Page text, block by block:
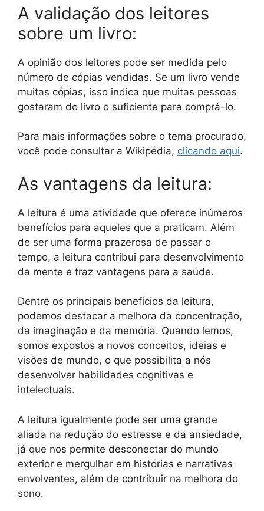
A validação dos leitores
sobre um livro:
A opinião dos leitores pode ser medida pelo
número de cópias vendidas. Se um livro vende
muitas cópias, isso indica que muitas pessoas
gostaram do livro o suficiente para comprá-lo.
Para mais informações sobre o tema procurado,
você pode consultar a Wikipédia, clicando aqui.
As vantagens da leitura:
A leitura é uma atividade que oferece inúmeros
benefícios para aqueles que a praticam. Além
de ser uma forma prazerosa de passar o
tempo, a leitura contribui para desenvolvimento
da mente e traz vantagens para a saúde.
Dentre os principais benefícios da leitura,
podemos destacar a melhora da concentração,
da imaginação e da memória. Quando lemos,
somos expostos a novos conceitos, ideias e
visões de mundo, o que possibilita a nós
desenvolver habilidades cognitivas e
intelectuais.
A leitura igualmente pode ser uma grande
aliada na redução do estresse e da ansiedade,
já que nos permite desconectar do mundo
exterior e mergulhar em histórias e narrativas
envolventes, além de contribuir na melhora do
sono.